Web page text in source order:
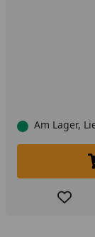
Am Lager,